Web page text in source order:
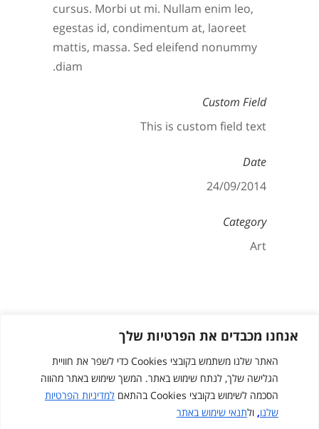
אנחנו מכבדים את הפרטיות שלך
האתר שלנו משתמש בקובצי Cookies כדי לשפר את חוויית
הגלישה שלך, לנתח שימוש באתר. המשך שימוש באתר מהווה
הסכמה לשימוש בקובצי Cookies בהתאם
למדיניות הפרטיות
שלנו, ולתנאי שימוש באתר
cursus. Morbi ut mi. Nullam enim leo,
egestas id, condimentum at, laoreet
mattis, massa. Sed eleifend nonummy
diam.
Custom Field
This is custom field text
Date
24/09/2014
Category
Art